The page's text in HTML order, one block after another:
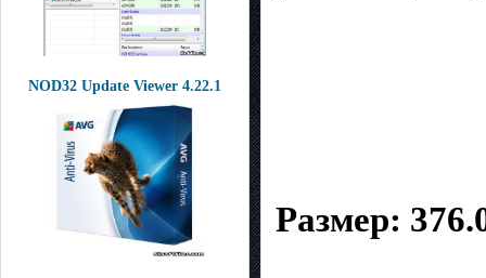
NOD32 Update Viewer 4.22.1
Размер: